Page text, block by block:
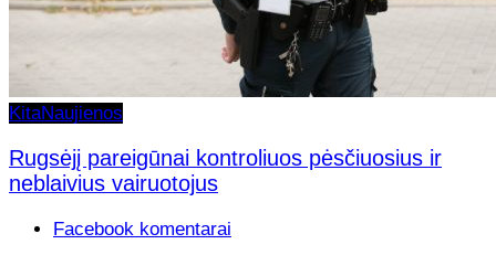
KitaNaujienos
Rugsėjį pareigūnai kontroliuos pėsčiuosius ir
neblaivius vairuotojus
Facebook komentarai